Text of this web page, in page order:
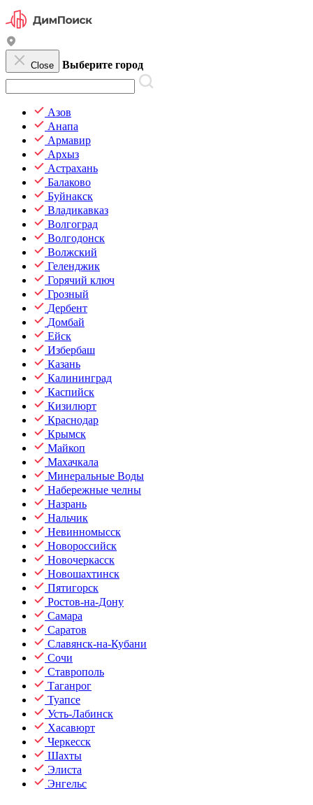
Close Выберите город
Азов
Анапа
Армавир
Архыз
Астрахань
Балаково
Буйнакск
Владикавказ
Волгоград
Волгодонск
Волжский
Геленджик
Горячий ключ
Грозный
Дербент
Домбай
Ейск
Избербаш
Казань
Калининград
Каспийск
Кизилюрт
Краснодар
Крымск
Майкоп
Махачкала
Минеральные Воды
Набережные челны
Назрань
Нальчик
Невинномысск
Новороссийск
Новочеркасск
Новошахтинск
Пятигорск
Ростов-на-Дону
Самара
Саратов
Славянск-на-Кубани
Сочи
Ставрополь
Таганрог
Туапсе
Усть-Лабинск
Хасавюрт
Черкесск
Шахты
Элиста
Энгельс